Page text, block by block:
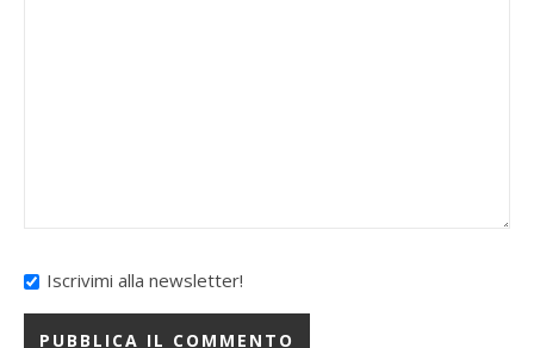
Iscrivimi alla newsletter!